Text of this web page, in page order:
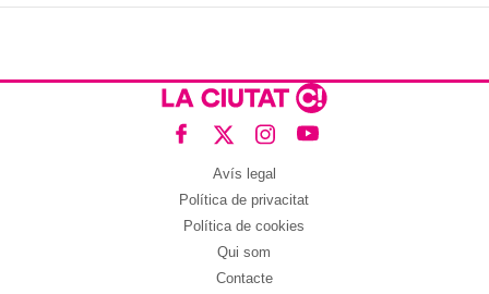
Avís legal
Política de privacitat
Política de cookies
Qui som
Contacte